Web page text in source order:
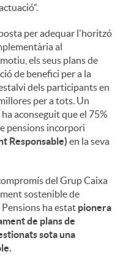
per adequar l'horitzó
al
els seus plans de
de benefici per a la
dels participants en
per a tots. Un
aconseguit que el 75%
pensions incorpori
Responsable) en la seva
del Grup Caixa
sostenible de
ha estat pionera
de plans de
sota una